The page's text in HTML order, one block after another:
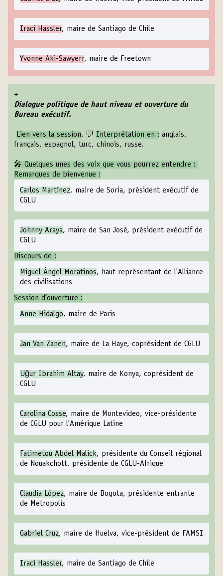
Irací Hassler, maire de Santiago de Chile
Yvonne Aki-Sawyerr, maire de Freetown
+
Dialogue politique de haut niveau et ouverture du
Bureau exécutif.
Lien vers la session. 💬 Interprétation en : anglais,
français, espagnol, turc, chinois, russe.
🎤 Quelques unes des voix que vous pourrez entendre :
Remarques de bienvenue :
Carlos Martínez, maire de Soria, président exécutif de
CGLU
Johnny Araya, maire de San José, président exécutif de
CGLU
Discours de :
Miguel Ángel Moratinos, haut représentant de l'Alliance
des civilisations
Session d’ouverture :
Anne Hidalgo, maire de Paris
Jan Van Zanen, maire de La Haye, coprésident de CGLU
Uğur Ibrahim Altay, maire de Konya, coprésident de
CGLU
Carolina Cosse, maire de Montevideo, vice-présidente
de CGLU pour l'Amérique Latine
Fatimetou Abdel Malick, présidente du Conseil régional
de Nouakchott, présidente de CGLU-Afrique
Claudia López, maire de Bogota, présidente entrante
de Metropolis
Gabriel Cruz, maire de Huelva, vice-président de FAMSI
Irací Hassler, maire de Santiago de Chile